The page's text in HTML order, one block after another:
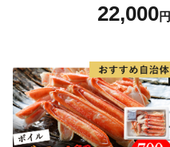
22,000円